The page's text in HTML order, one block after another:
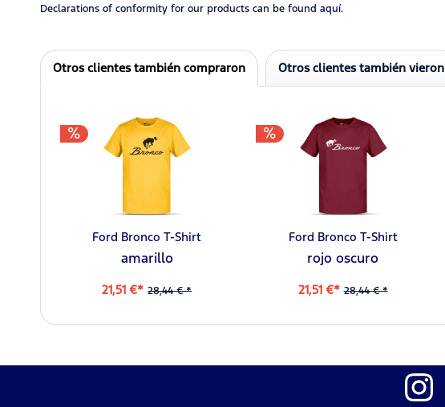
Declarations of conformity for our products can be found aquí.
Otros clientes también compraron Otros clientes también vieron
Ford Bronco T-Shirt
amarillo
21,51 €* 28,44 € *
Ford Bronco T-Shirt
rojo oscuro
21,51 €* 28,44 € *